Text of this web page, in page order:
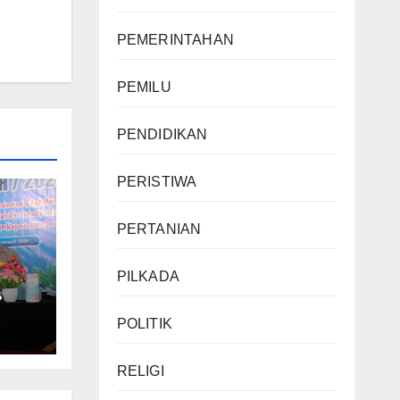
PEMERINTAHAN
PEMILU
PENDIDIKAN
PERISTIWA
PERTANIAN
PILKADA
POLITIK
RELIGI